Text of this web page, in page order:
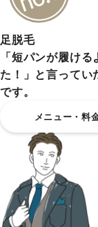
足脱毛
「短パンが履け
た！」と言ってい
です。
メニュー・料